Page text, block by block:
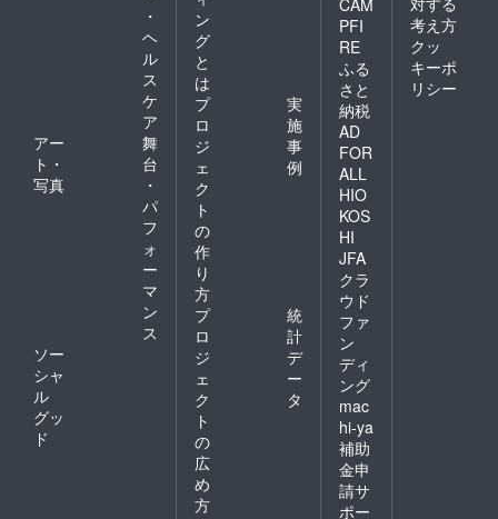
・
ヘ
ル
ス
ケ
ア
アー
ト・
写真
舞
台
・
パ
フ
ォ
ー
マ
ン
ス
ソー
シャ
ル
グッ
ド
ン
グ
と
は
プ
ロ
ジ
ェ
ク
ト
の
作
り
方
実
施
事
例
プ
ロ
ジ
ェ
ク
ト
の
広
め
方
統
計
デ
ー
タ
CAM
PFI
RE
ふる
さと
納税
AD
FOR
ALL
HIO
KOS
HI
JFA
クラ
ウド
ファ
ン
ディ
ング
mac
hi-ya
補助
金申
請サ
ポー
考え方
クッ
キーポ
リシー